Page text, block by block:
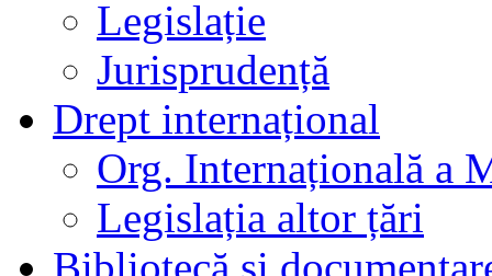
Legislație
Jurisprudență
Drept internațional
Org. Internațională a
Legislația altor țări
Bibliotecă și